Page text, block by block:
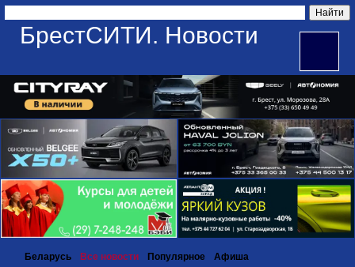
БрестСИТИ. Новости
Беларусь Все новости Популярное Афиша